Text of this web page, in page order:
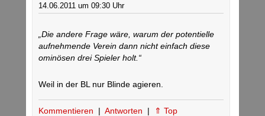
14.06.2011 um 09:30 Uhr
„Die andere Frage wäre, warum der potentielle
aufnehmende Verein dann nicht einfach diese
ominösen drei Spieler holt.“
Weil in der BL nur Blinde agieren.
Kommentieren | Antworten | ⇑ Top